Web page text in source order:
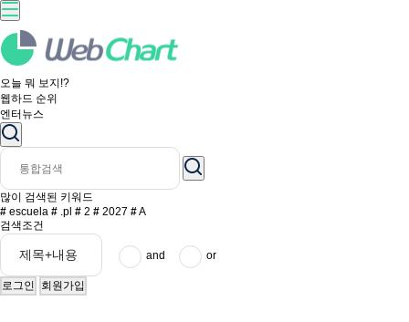
오늘 뭐 보지!?
웹하드 순위
엔터뉴스
많이 검색된 키워드
# escuela # .pl # 2 # 2027 #A
검색조건
and or
로그인 회원가입